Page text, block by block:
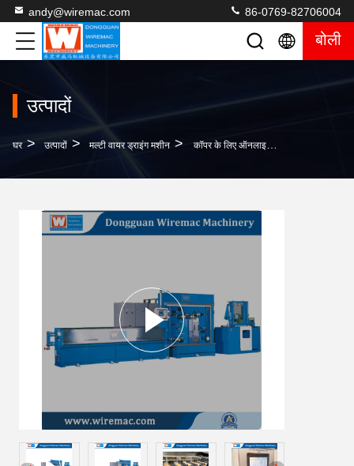
andy@wiremac.com 86-0769-82706004
बोली
उत्पादों
घर > उत्पादों > मल्टी वायर ड्राइंग मशीन > कॉपर के लिए ऑनलाइन एनीलिंग के साथ 16 हेड मल्टी वायर ड्रॉइंग मशीन